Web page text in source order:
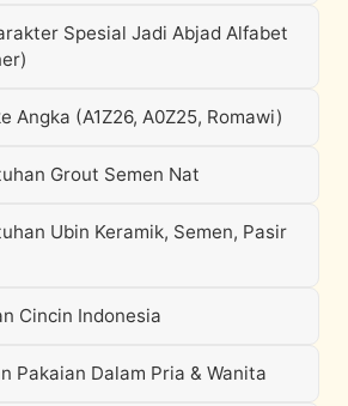
Spesial Jadi Abjad Alfabet
Angka (A1Z26, A0Z25, Romawi)
Grout Semen Nat
Ubin Keramik, Semen, Pasir
Cincin Indonesia
Pakaian Dalam Pria & Wanita